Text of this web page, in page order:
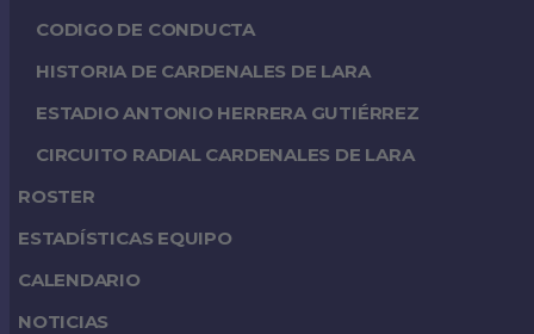
CODIGO DE CONDUCTA
HISTORIA DE CARDENALES DE LARA
ESTADIO ANTONIO HERRERA GUTIÉRREZ
CIRCUITO RADIAL CARDENALES DE LARA
ROSTER
ESTADÍSTICAS EQUIPO
CALENDARIO
NOTICIAS